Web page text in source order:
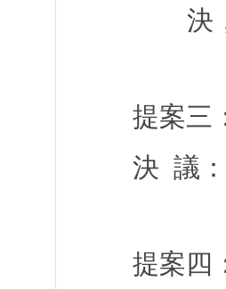
決
提案三
決 議
提案四